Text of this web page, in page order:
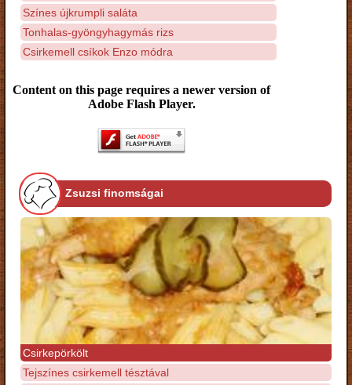
Színes újkrumpli saláta
Tonhalas-gyöngyhagymás rizs
Csirkemell csíkok Enzo módra
Content on this page requires a newer version of
Adobe Flash Player.
Zsuzsi finomságai
Csirkepörkölt
Tejszínes csirkemell tésztával